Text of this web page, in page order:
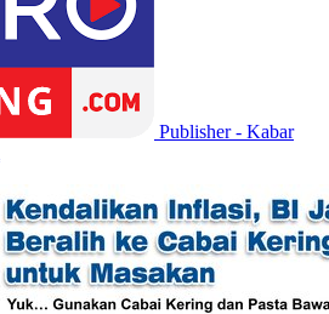
Publisher - Kabar